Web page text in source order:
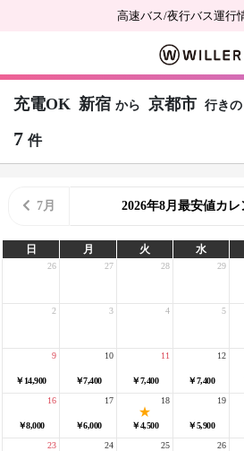
高速バス/夜行バス運行
充電OK 新宿 から 京都市 行きの
7 件
7月 2026年8月最安値カレ
日 月 火 水
26 27 28 29
2 3 4 5
￥14,900
9
￥7,400
10
￥7,400
11
￥7,400
12
￥8,000
16
￥6,000
17
￥4,500
18
￥5,900
19
23 24 25 26